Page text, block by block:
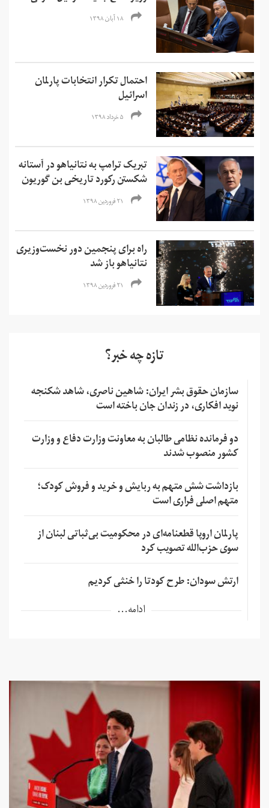
۱۸ آبان ۱۳۹۸
احتمال تکرار انتخابات پارلمان
اسرائیل
۵ خرداد ۱۳۹۸
تبریک ترامپ به نتانیاهو در آستانه
شکستن رکورد تاریخی بن گوریون
۲۱ فروردین ۱۳۹۸
راه برای پنجمین دور نخست‌وزیری
نتانیاهو باز شد
۲۱ فروردین ۱۳۹۸
تازه چه خبر؟
سازمان حقوق بشر ایران: شاهین ناصری، شاهد شکنجه
نوید افکاری، در زندان جان باخته است
دو فرمانده نظامی طالبان به معاونت وزارت دفاع و وزارت
کشور منصوب شدند
بازداشت شش متهم به ربایش و خرید و فروش کودک؛
متهم اصلی فراری است
پارلمان اروپا قطعنامه‌ای در محکومیت بی‌ثباتی لبنان از
سوی حزب‌الله تصویب کرد
ارتش سودان: طرح کودتا را خنثی کردیم
ادامه...